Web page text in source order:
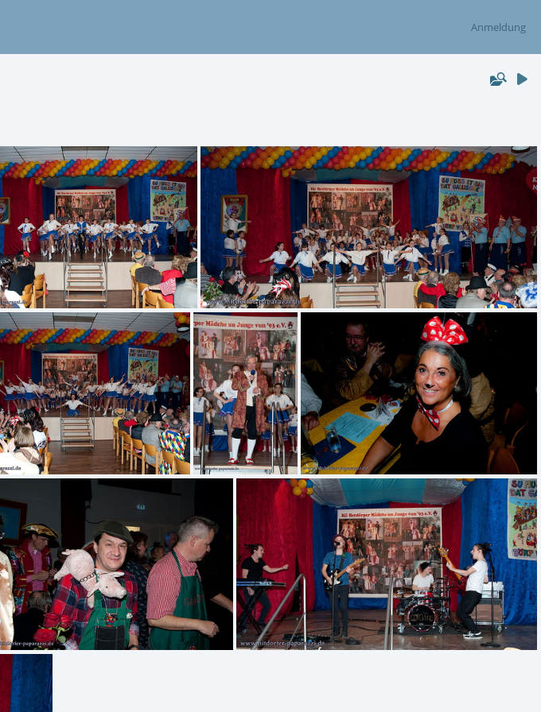
Anmeldung
Dirk-6341 Dirk-6344
Dirk-6350 Dirk-6352 Dirk-6354